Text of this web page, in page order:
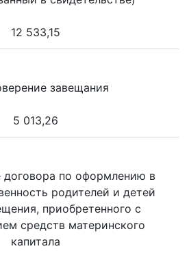
12 533,15
завещания
5 013,26
договора по оформлению в
родителей и детей
приобретенного с
средств материнского
капитала